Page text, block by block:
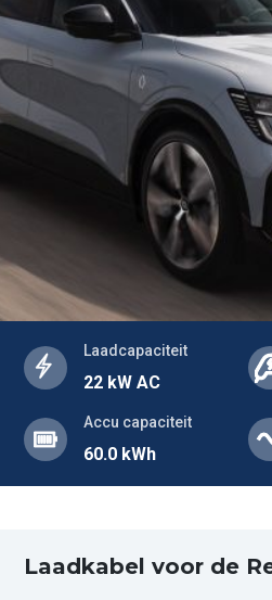
Laadcapaciteit
22 kW AC
Accu capaciteit
60.0 kWh
Laadkabel voor de